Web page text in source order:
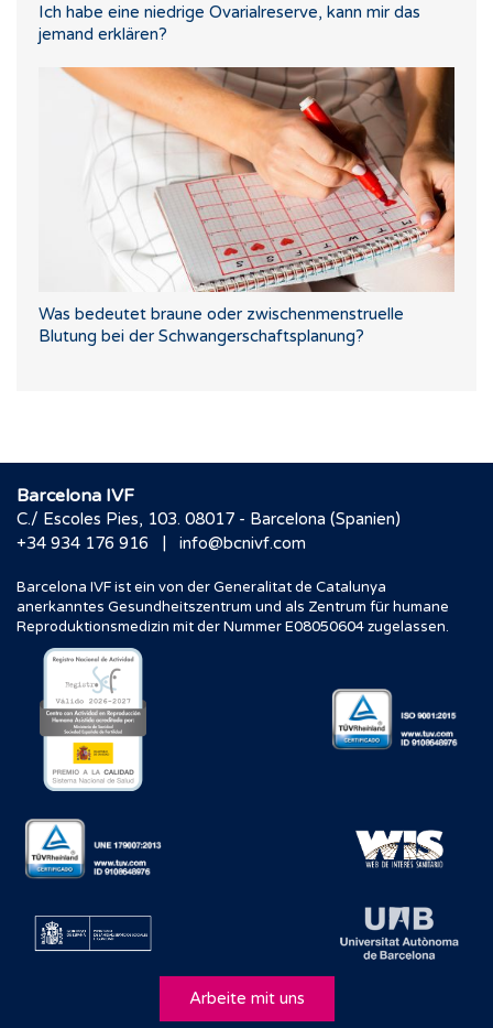
Ich habe eine niedrige Ovarialreserve, kann mir das
jemand erklären?
Was bedeutet braune oder zwischenmenstruelle
Blutung bei der Schwangerschaftsplanung?
Barcelona IVF
C./ Escoles Pies, 103. 08017 - Barcelona (Spanien)
+34 934 176 916
| info@bcnivf.com
Barcelona IVF ist ein von der Generalitat de Catalunya
anerkanntes Gesundheitszentrum und als Zentrum für humane
Reproduktionsmedizin mit der Nummer E08050604 zugelassen.
Arbeite mit uns